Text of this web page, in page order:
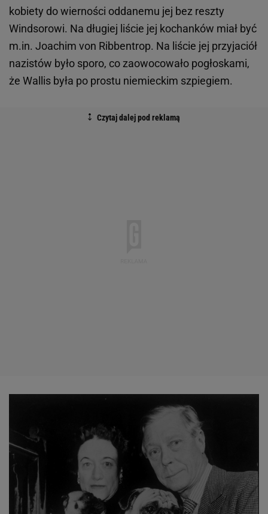
kobiety do wierności oddanemu jej bez reszty
Windsorowi. Na długiej liście jej kochanków miał być
m.in. Joachim von Ribbentrop. Na liście jej przyjaciół
nazistów było sporo, co zaowocowało pogłoskami,
że Wallis była po prostu niemieckim szpiegiem.